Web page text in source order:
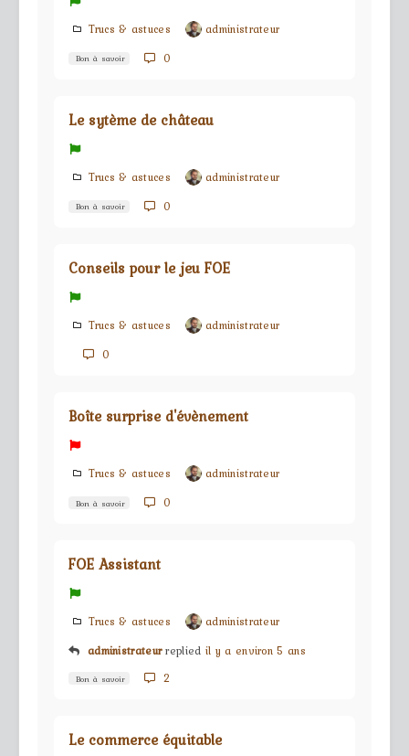
Trucs & astuces administrateur
Bon à savoir 0
Le sytème de château
Trucs & astuces administrateur
Bon à savoir 0
Conseils pour le jeu FOE
Trucs & astuces
administrateur
0
Boîte surprise d'évènement
Trucs & astuces administrateur
Bon à savoir 0
FOE Assistant
Trucs & astuces
administrateur
administrateur replied il y a environ 5 ans
Bon à savoir 2
Le commerce équitable